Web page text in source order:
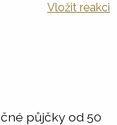
Vložit reakci
půjčky od 50